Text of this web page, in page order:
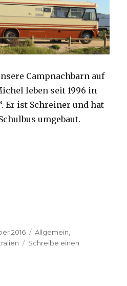
Campnachbarn auf
leben seit 1996 in
Er ist Schreiner und hat
umgebaut.
2016 Kategorien
Allgemein
Schreibe einen